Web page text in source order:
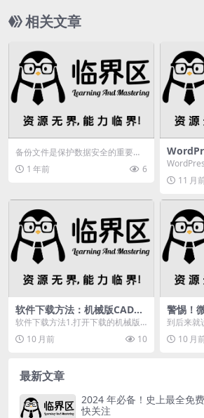
相关文章
备份文件是保护数据安全的重要步
骤，本文将详细介绍如何通过云备
份或外部驱动器备份文...
1 年前 6
轻松打
拥有一个
吗？11 月
软件下载方法：机械版CAD软
件安装步骤全解析
软件下载方法1.打开下载的机械版C
AD软件安装包，鼠标右击压缩包选
择【解压到当前...
10 月前 10
警惕！
领钱，
量
到后来就
个链接让
图。10 月
最新文章
2024 年必备！史上最全免
快关注